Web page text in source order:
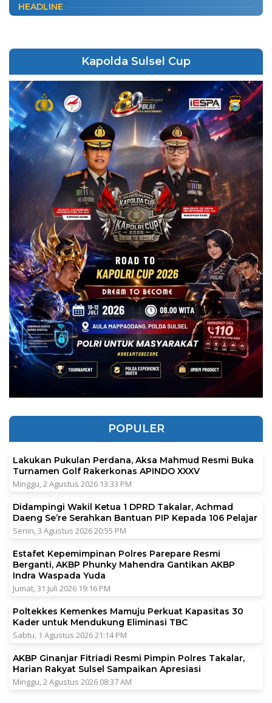
HEADLINE
Kapolda Sulsel Cup
POPULER
Lakukan Pukulan Perdana, Aksa Mahmud Resmi Buka
Turnamen Golf Rakerkonas APINDO XXXV
Minggu, 2 Agustus 2026 13:33 PM
Didampingi Wakil Ketua 1 DPRD Takalar, Achmad
Daeng Se’re Serahkan Bantuan PIP Kepada 106 Pelajar
Senin, 3 Agustus 2026 20:55 PM
Estafet Kepemimpinan Polres Parepare Resmi
Berganti, AKBP Phunky Mahendra Gantikan AKBP
Indra Waspada Yuda
Jumat, 31 Juli 2026 19:16 PM
Poltekkes Kemenkes Mamuju Perkuat Kapasitas 30
Kader untuk Mendukung Eliminasi TBC
Sabtu, 1 Agustus 2026 21:14 PM
AKBP Ginanjar Fitriadi Resmi Pimpin Polres Takalar,
Harian Rakyat Sulsel Sampaikan Apresiasi
Minggu, 2 Agustus 2026 08:37 AM